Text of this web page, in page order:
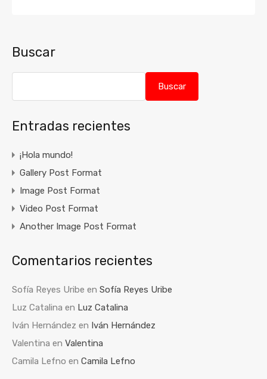
Buscar
Buscar
Entradas recientes
¡Hola mundo!
Gallery Post Format
Image Post Format
Video Post Format
Another Image Post Format
Comentarios recientes
Sofía Reyes Uribe en Sofía Reyes Uribe
Luz Catalina en Luz Catalina
Iván Hernández en Iván Hernández
Valentina en Valentina
Camila Lefno en Camila Lefno